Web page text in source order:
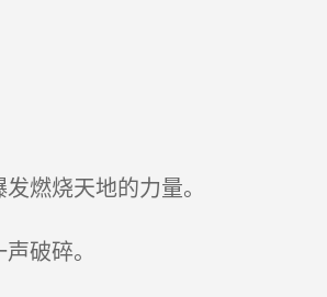
燃烧天地的力量。
破碎。